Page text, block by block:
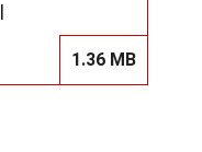
1.36 MB